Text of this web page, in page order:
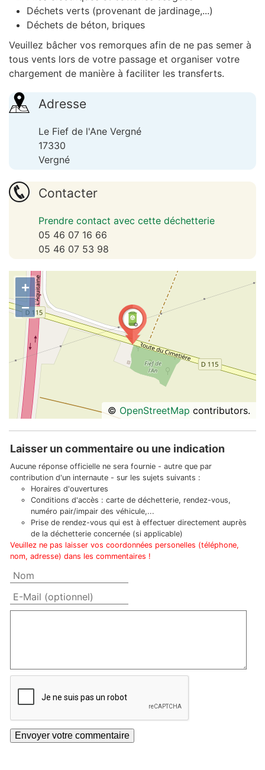
Déchets verts (provenant de jardinage,...)
Déchets de béton, briques
Veuillez bâcher vos remorques afin de ne pas semer à
tous vents lors de votre passage et organiser votre
chargement de manière à faciliter les transferts.
Adresse
Le Fief de l'Ane Vergné
17330
Vergné
Contacter
Prendre contact avec cette déchetterie
05 46 07 16 66
05 46 07 53 98
+
−
© OpenStreetMap contributors.
Laisser un commentaire ou une indication
Aucune réponse officielle ne sera fournie - autre que par
contribution d'un internaute - sur les sujets suivants :
Horaires d'ouvertures
Conditions d'accès : carte de déchetterie, rendez-vous,
numéro pair/impair des véhicule,...
Prise de rendez-vous qui est à effectuer directement auprès
de la déchetterie concernée (si applicable)
Veuillez ne pas laisser vos coordonnées personelles (téléphone,
nom, adresse) dans les commentaires !